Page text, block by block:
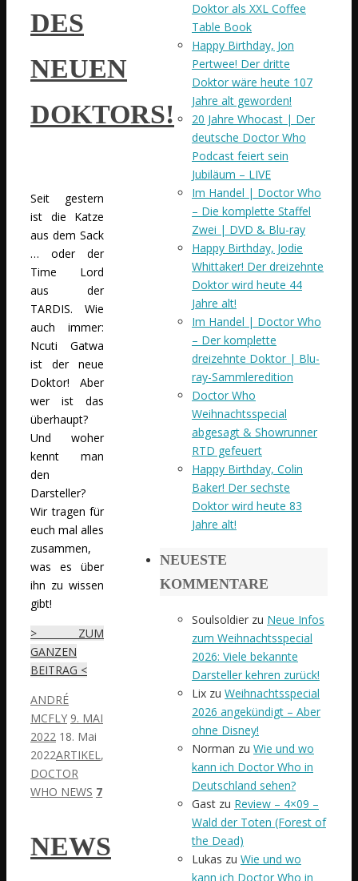
DES
NEUEN
DOKTORS!
Seit gestern
ist die Katze
aus dem Sack
… oder der
Time Lord
aus der
TARDIS. Wie
auch immer:
Ncuti Gatwa
ist der neue
Doktor! Aber
wer ist das
überhaupt?
Und woher
kennt man
den
Darsteller?
Wir tragen für
euch mal alles
zusammen,
was es über
ihn zu wissen
gibt!
> ZUM
GANZEN
BEITRAG <
ANDRÉ
MCFLY 9. MAI
2022 18. Mai
2022ARTIKEL,
DOCTOR
WHO NEWS 7
NEWS
Doktor als XXL Coffee
Table Book
Happy Birthday, Jon
Pertwee! Der dritte
Doktor wäre heute 107
Jahre alt geworden!
20 Jahre Whocast | Der
deutsche Doctor Who
Podcast feiert sein
Jubiläum – LIVE
Im Handel | Doctor Who
– Die komplette Staffel
Zwei | DVD & Blu-ray
Happy Birthday, Jodie
Whittaker! Der dreizehnte
Doktor wird heute 44
Jahre alt!
Im Handel | Doctor Who
– Der komplette
dreizehnte Doktor | Blu-
ray-Sammleredition
Doctor Who
Weihnachtsspecial
abgesagt & Showrunner
RTD gefeuert
Happy Birthday, Colin
Baker! Der sechste
Doktor wird heute 83
Jahre alt!
NEUESTE
KOMMENTARE
Soulsoldier zu Neue Infos
zum Weihnachtsspecial
2026: Viele bekannte
Darsteller kehren zurück!
Lix zu Weihnachtsspecial
2026 angekündigt – Aber
ohne Disney!
Norman zu Wie und wo
kann ich Doctor Who in
Deutschland sehen?
Gast zu Review – 4×09 –
Wald der Toten (Forest of
the Dead)
Lukas zu Wie und wo
kann ich Doctor Who in